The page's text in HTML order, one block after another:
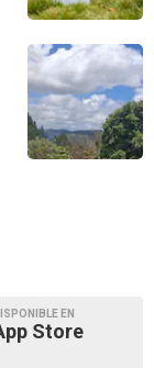
EN
Store